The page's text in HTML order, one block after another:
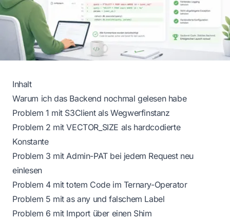
Inhalt
Warum ich das Backend nochmal gelesen habe
Problem 1 mit S3Client als Wegwerfinstanz
Problem 2 mit VECTOR_SIZE als hardcodierte
Konstante
Problem 3 mit Admin-PAT bei jedem Request neu
einlesen
Problem 4 mit totem Code im Ternary-Operator
Problem 5 mit as any und falschem Label
Problem 6 mit Import über einen Shim